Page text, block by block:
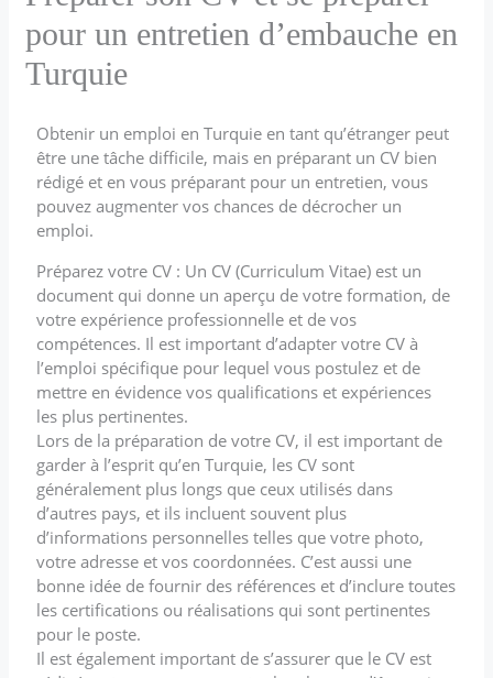
pour un entretien d’embauche en
Turquie
Obtenir un emploi en Turquie en tant qu’étranger peut
être une tâche difficile, mais en préparant un CV bien
rédigé et en vous préparant pour un entretien, vous
pouvez augmenter vos chances de décrocher un
emploi.
Préparez votre CV : Un CV (Curriculum Vitae) est un
document qui donne un aperçu de votre formation, de
votre expérience professionnelle et de vos
compétences. Il est important d’adapter votre CV à
l’emploi spécifique pour lequel vous postulez et de
mettre en évidence vos qualifications et expériences
les plus pertinentes.
Lors de la préparation de votre CV, il est important de
garder à l’esprit qu’en Turquie, les CV sont
généralement plus longs que ceux utilisés dans
d’autres pays, et ils incluent souvent plus
d’informations personnelles telles que votre photo,
votre adresse et vos coordonnées. C’est aussi une
bonne idée de fournir des références et d’inclure toutes
les certifications ou réalisations qui sont pertinentes
pour le poste.
Il est également important de s’assurer que le CV est